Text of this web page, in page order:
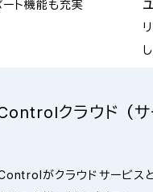
ト機能も充実
クラウド （
がクラウドサービス